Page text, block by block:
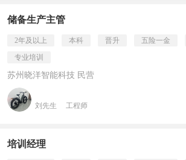
储备生产主管
2年及以上 本科 晋升 五险一金
专业培训
苏州晓洋智能科技 民营
刘先生 工程师
培训经理